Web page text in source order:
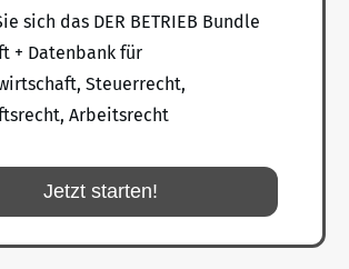
sich das DER BETRIEB Bundle
+ Datenbank für
Steuerrecht,
Arbeitsrecht
Jetzt starten!